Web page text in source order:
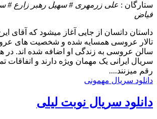
ستارگان : علی زرمهری # سهیل رهبر زارع #
فیاض
داستان داتسان از جایی آغاز میشود که آقای
تالار عروسی همسایه شده و شخصیت های
سالن عروسی به زندگی او اضافه شده اند. در
سریال ایرانی یک مهمان ویژه دارند و اتفاقات
رقم میزنند....
دانلود سریال مهمونی
دانلود سریال نوبت لیلی